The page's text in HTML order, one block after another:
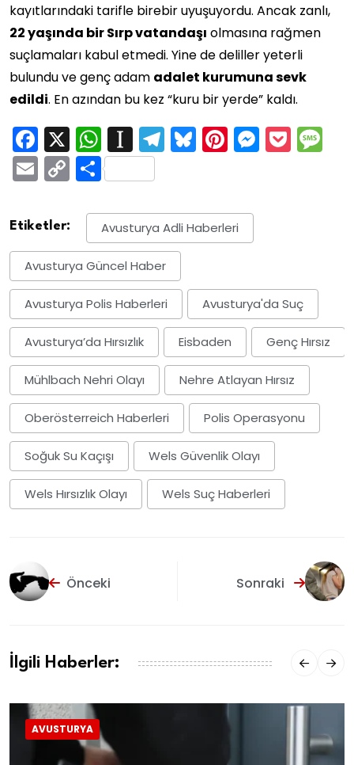
kayıtlarındaki tarifle birebir uyuşuyordu. Ancak zanlı,
22 yaşında bir Sırp vatandaşı olmasına rağmen
suçlamaları kabul etmedi. Yine de deliller yeterli
bulundu ve genç adam adalet kurumuna sevk
edildi. En azından bu kez “kuru bir yerde” kaldı.
Facebook
X WhatsApp
Instapaper
Telegram
Bluesky
Pinterest
EmailCopy
Link
Share
Etiketler: Avusturya Adli Haberleri
Avusturya Güncel Haber
Avusturya Polis Haberleri Avusturya'da Suç
Avusturya’da Hırsızlık Eisbaden Genç Hırsız
Mühlbach Nehri Olayı Nehre Atlayan Hırsız
Oberösterreich Haberleri Polis Operasyonu
Soğuk Su Kaçışı Wels Güvenlik Olayı
Wels Hırsızlık Olayı Wels Suç Haberleri
Önceki Sonraki
İlgili Haberler:
AVUSTURYA